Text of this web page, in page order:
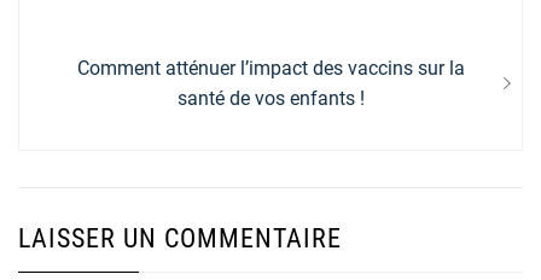
Next
Comment atténuer l’impact des vaccins sur la
santé de vos enfants !
LAISSER UN COMMENTAIRE